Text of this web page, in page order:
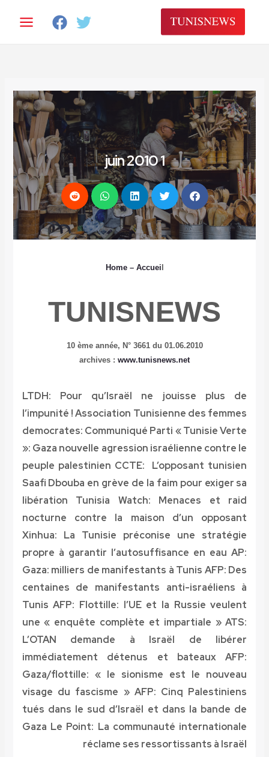
المحتوى
1 juin 2010
Home– Accuei
TUNISNEWS
10 ème année, N° 3661 du 01.06.2010
archives :
www.tunisnews.net
LTDH: Pour qu’Israël ne jouisse plus de
l’impunité !Association Tunisienne des femmes
democrates: Communiqué Parti « Tunisie Verte
»: Gaza nouvelle agression israélienne contre le
peuple palestinien CCTE: L’opposant tunisien
Saafi Dbouba en grève de la faim pour exiger sa
libération Tunisia Watch: Menaces et raid
nocturne contre la maison d’un opposant
Xinhua: La Tunisie préconise une stratégie
propre à garantir l’autosuffisance en eau AP:
Gaza: milliers de manifestants à Tunis AFP: Des
centaines de manifestants anti-israéliens à
Tunis AFP: Flottille: l’UE et la Russie veulent
une « enquête complète et impartiale »ATS:
L’OTAN demande à Israël de libérer
immédiatement détenus et bateauxAFP:
Gaza/flottille: « le sionisme est le nouveau
visage du fascisme » AFP: Cinq Palestiniens
tués dans le sud d’Israël et dans la bande de
Gaza Le Point: La communauté internationale
réclame ses ressortissants à Israël